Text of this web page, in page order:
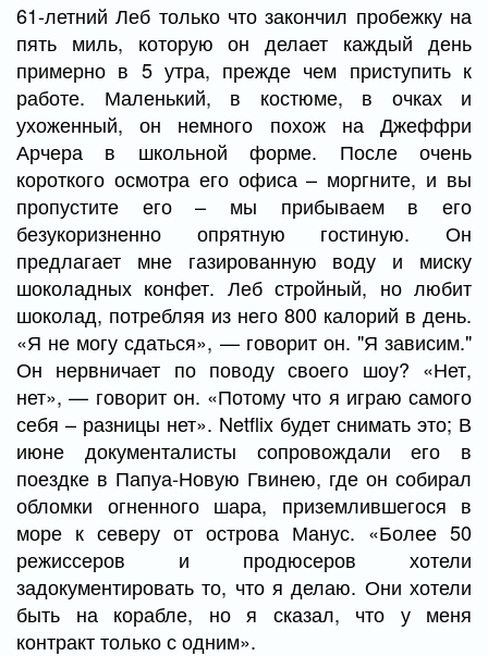
61-летний Леб только что закончил пробежку на
пять миль, которую он делает каждый день
примерно в 5 утра, прежде чем приступить к
работе. Маленький, в костюме, в очках и
ухоженный, он немного похож на Джеффри
Арчера в школьной форме. После очень
короткого осмотра его офиса – моргните, и вы
пропустите его – мы прибываем в его
безукоризненно опрятную гостиную. Он
предлагает мне газированную воду и миску
шоколадных конфет. Леб стройный, но любит
шоколад, потребляя из него 800 калорий в день.
«Я не могу сдаться», — говорит он. "Я зависим."
Он нервничает по поводу своего шоу? «Нет,
нет», — говорит он. «Потому что я играю самого
себя – разницы нет». Netflix будет снимать это; В
июне документалисты сопровождали его в
поездке в Папуа-Новую Гвинею, где он собирал
обломки огненного шара, приземлившегося в
море к северу от острова Манус. «Более 50
режиссеров и продюсеров хотели
задокументировать то, что я делаю. Они хотели
быть на корабле, но я сказал, что у меня
контракт только с одним».